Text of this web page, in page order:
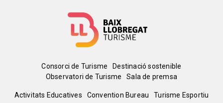
Menú
del
Consorci de Turisme
Destinació sostenible
Observatori de Turisme
Sala de premsa
Activitats Educatives Convention Bureau Turisme Esportiu